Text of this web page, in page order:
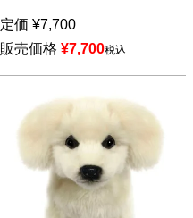
定価 ¥7,700
販売価格 ¥7,700税込